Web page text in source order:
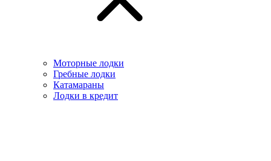
Моторные лодки
Гребные лодки
Катамараны
Лодки в кредит